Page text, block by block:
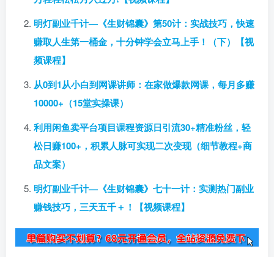
明灯副业千计—《生财锦囊》第50计：实战技巧，快速
赚取人生第一桶金，十分钟学会立马上手！（下）【视
频课程】
从0到1从小白到网课讲师：在家做爆款网课，每月多赚
10000+（15堂实操课）
利用闲鱼卖平台项目课程资源日引流30+精准粉丝，轻
松日赚100+，积累人脉可实现二次变现（细节教程+商
品文案）
明灯副业千计—《生财锦囊》七十一计：实测热门副业
赚钱技巧，三天五千＋！【视频课程】